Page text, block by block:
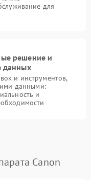
для
решение и
данных
и инструментов,
данными:
и
Canon